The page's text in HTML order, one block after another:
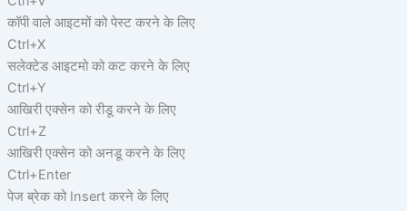
कॉपी वाले आइटमों को पेस्ट करने के लिए
Ctrl+X
सलेक्टेड आइटमो को कट करने के लिए
Ctrl+Y
आखिरी एक्सेन को रीडू करने के लिए
Ctrl+Z
आखिरी एक्सेन को अनडू करने के लिए
Ctrl+Enter
पेज ब्रेक को Insert करने के लिए